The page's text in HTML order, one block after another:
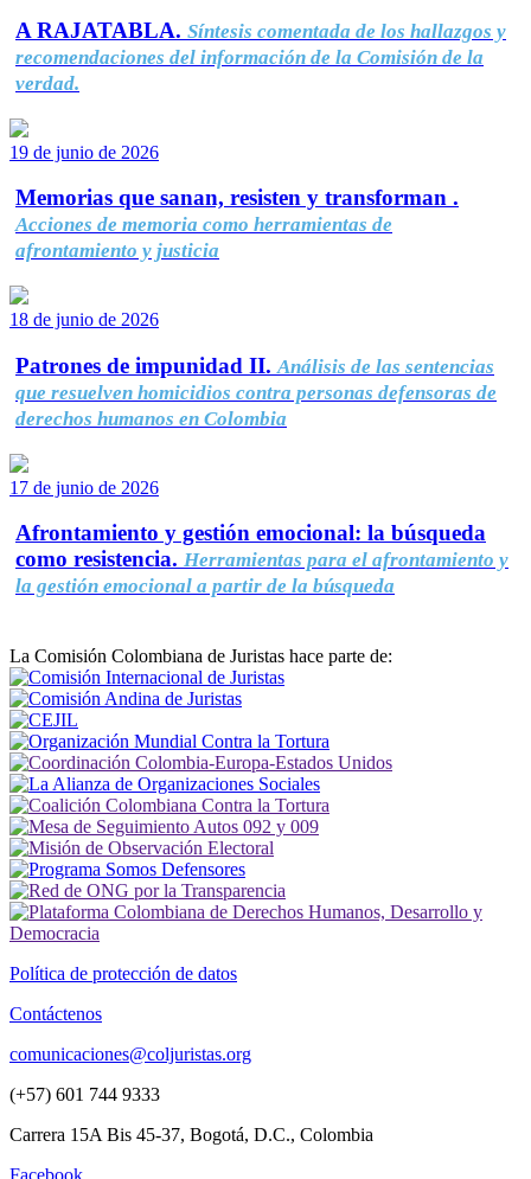
A RAJATABLA. Síntesis comentada de los hallazgos y
recomendaciones del información de la Comisión de la
verdad.
19 de junio de 2026
Memorias que sanan, resisten y transforman .
Acciones de memoria como herramientas de
afrontamiento y justicia
18 de junio de 2026
Patrones de impunidad II. Análisis de las sentencias
que resuelven homicidios contra personas defensoras de
derechos humanos en Colombia
17 de junio de 2026
Afrontamiento y gestión emocional: la búsqueda
como resistencia. Herramientas para el afrontamiento y
la gestión emocional a partir de la búsqueda
La Comisión Colombiana de Juristas hace parte de:
Política de protección de datos
Contáctenos
comunicaciones@coljuristas.org
(+57) 601 744 9333
Carrera 15A Bis 45-37, Bogotá, D.C., Colombia